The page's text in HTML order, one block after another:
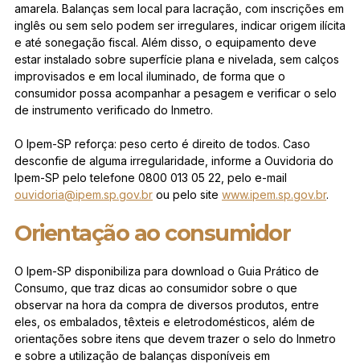
amarela. Balanças sem local para lacração, com inscrições em
inglês ou sem selo podem ser irregulares, indicar origem ilícita
e até sonegação fiscal. Além disso, o equipamento deve
estar instalado sobre superfície plana e nivelada, sem calços
improvisados e em local iluminado, de forma que o
consumidor possa acompanhar a pesagem e verificar o selo
de instrumento verificado do Inmetro.
O Ipem-SP reforça: peso certo é direito de todos. Caso
desconfie de alguma irregularidade, informe a Ouvidoria do
Ipem-SP pelo telefone 0800 013 05 22, pelo e-mail
ouvidoria@ipem.sp.gov.br ou pelo site www.ipem.sp.gov.br.
Orientação ao consumidor
O Ipem-SP disponibiliza para download o Guia Prático de
Consumo, que traz dicas ao consumidor sobre o que
observar na hora da compra de diversos produtos, entre
eles, os embalados, têxteis e eletrodomésticos, além de
orientações sobre itens que devem trazer o selo do Inmetro
e sobre a utilização de balanças disponíveis em